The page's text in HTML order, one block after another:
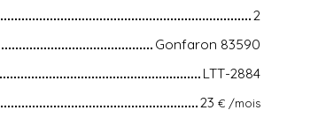
2
Gonfaron 83590
LTT-2884
23 € /mois